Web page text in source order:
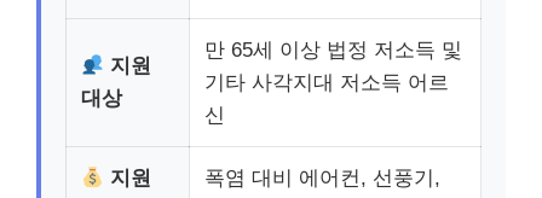
지원
대상
만 65세 이상 법정 저소득 및
기타 사각지대 저소득 어르
신
지원
폭염 대비 에어컨, 선풍기,